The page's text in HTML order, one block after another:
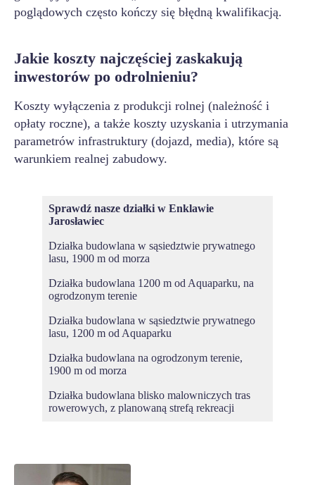
poglądowych często kończy się błędną kwalifikacją.
Jakie koszty najczęściej zaskakują
inwestorów po odrolnieniu?
Koszty wyłączenia z produkcji rolnej (należność i
opłaty roczne), a także koszty uzyskania i utrzymania
parametrów infrastruktury (dojazd, media), które są
warunkiem realnej zabudowy.
Sprawdź nasze działki w Enklawie
Jarosławiec
Działka budowlana w sąsiedztwie prywatnego
lasu, 1900 m od morza
Działka budowlana 1200 m od Aquaparku, na
ogrodzonym terenie
Działka budowlana w sąsiedztwie prywatnego
lasu, 1200 m od Aquaparku
Działka budowlana na ogrodzonym terenie,
1900 m od morza
Działka budowlana blisko malowniczych tras
rowerowych, z planowaną strefą rekreacji